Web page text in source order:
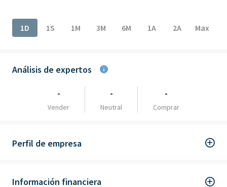
1D
1S 1M 3M 6M 1A 2A Max
Análisis de expertos
-
Vender
-
Neutral
-
Comprar
Perfil de empresa
Información financiera